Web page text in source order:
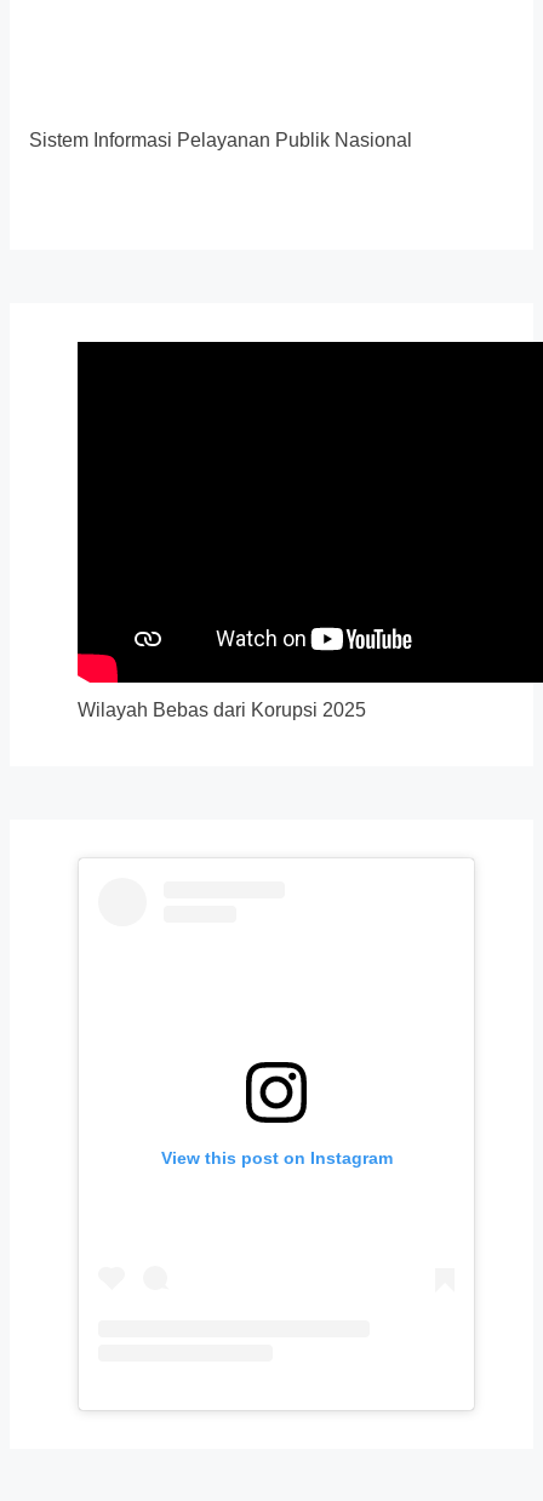
Sistem Informasi Pelayanan Publik Nasional
Wilayah Bebas dari Korupsi 2025
View this post on Instagram